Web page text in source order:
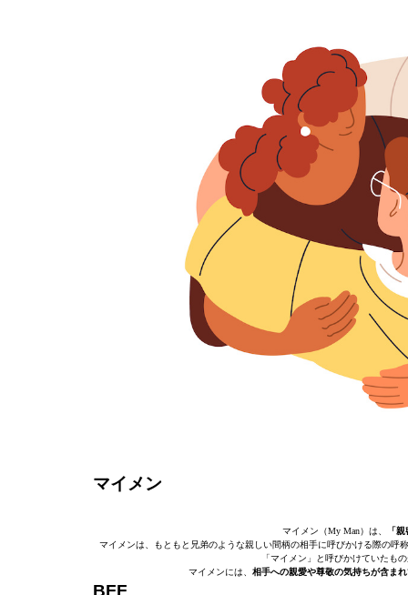
マイメン
マイメン（My Man）は、
「
マイメンは、もともと兄弟のような親しい間柄の相手に呼びかける際の呼
「マイメン」と呼びかけていたも
マイメンには、 相手への親愛や尊敬の気持ちが含ま
BFF